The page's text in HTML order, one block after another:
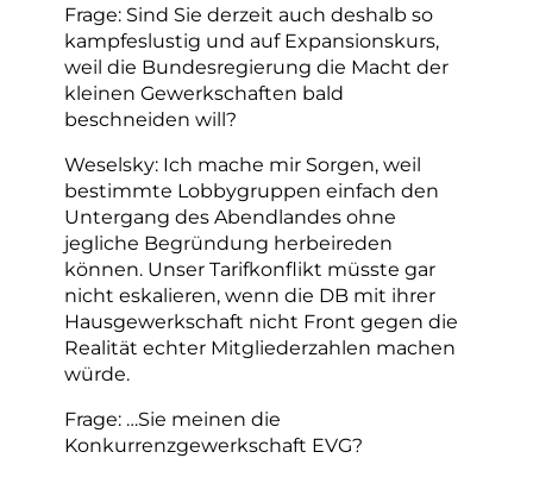
Frage: Sind Sie derzeit auch deshalb so
kampfeslustig und auf Expansionskurs,
weil die Bundesregierung die Macht der
kleinen Gewerkschaften bald
beschneiden will?
Weselsky: Ich mache mir Sorgen, weil
bestimmte Lobbygruppen einfach den
Untergang des Abendlandes ohne
jegliche Begründung herbeireden
können. Unser Tarifkonflikt müsste gar
nicht eskalieren, wenn die DB mit ihrer
Hausgewerkschaft nicht Front gegen die
Realität echter Mitgliederzahlen machen
würde.
Frage: …Sie meinen die
Konkurrenzgewerkschaft EVG?